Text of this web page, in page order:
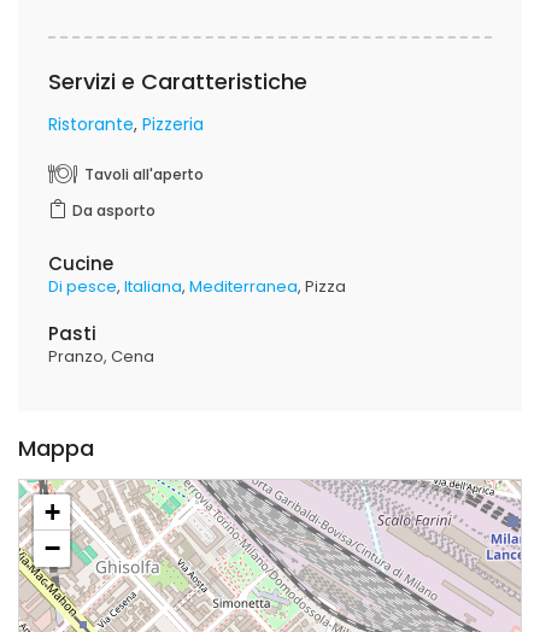
Servizi e Caratteristiche
Ristorante Pizzeria
Tavoli all'aperto
Da asporto
Cucine
Di pesce Italiana Mediterranea Pizza
Pasti
Pranzo Cena
Mappa
+
−